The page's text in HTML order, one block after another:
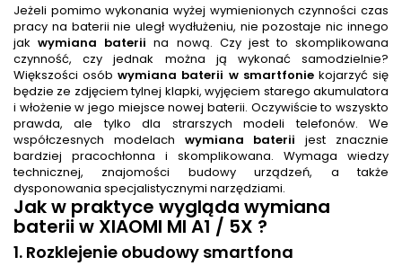
Jeżeli pomimo wykonania wyżej wymienionych czynności czas
pracy na baterii nie uległ wydłużeniu, nie pozostaje nic innego
jakwymiana baterii na nową. Czy jest to skomplikowana
czynność, czy jednak można ją wykonać samodzielnie?
Większości osóbwymiana baterii w smartfoniekojarzyć się
będzie ze zdjęciem tylnej klapki, wyjęciem starego akumulatora
i włożenie w jego miejsce nowej baterii. Oczywiście to wszyskto
prawda, ale tylko dla strarszych modeli telefonów. We
współczesnych modelach wymiana baterii jest znacznie
bardziej pracochłonna i skomplikowana. Wymaga wiedzy
technicznej, znajomości budowy urządzeń, a także
dysponowania specjalistycznymi narzędziami.
Jak w praktyce wygląda wymiana
baterii w XIAOMI MI A1 / 5X ?
1. Rozklejenie obudowy smartfona